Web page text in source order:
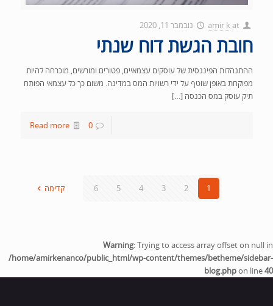
amir kat נובמבר 11, 2020
חובת הגשת דוח שנתי
ההתנהלות הפיננסית של עוסקים עצמאיים, פטורים ומורשים, מוכרחה להיות
מפוקחת באופן שוטף על ידי רשויות המס במדינה. משום כך כל עצמאי הפותח
תיק עוסק במס הכנסה […]
0
Read more
1
2
3
4
5
6 קדימה
Warning: Trying to access array offset on null in
/home/amirkenanco/public_html/wp-content/themes/betheme/sidebar-
blog.phpon line40